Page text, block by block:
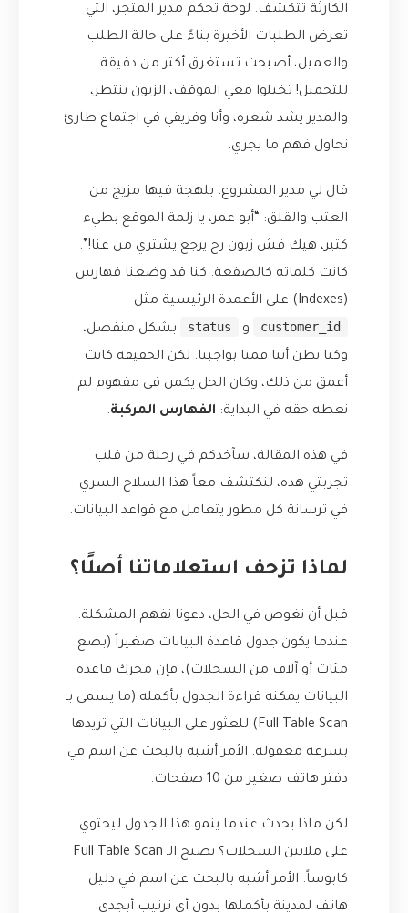
الكارثة تتكشف. لوحة تحكم مدير المتجر، التي
تعرض الطلبات الأخيرة بناءً على حالة الطلب
والعميل، أصبحت تستغرق أكثر من دقيقة
للتحميل! تخيلوا معي الموقف، الزبون ينتظر،
والمدير يشد شعره، وأنا وفريقي في اجتماع طارئ
نحاول فهم ما يجري.
قال لي مدير المشروع، بلهجة فيها مزيج من
العتب والقلق: “أبو عمر، يا زلمة الموقع بطيء
كثير، هيك فش زبون رح يرجع يشتري من عنا!”.
كانت كلماته كالصفعة. كنا قد وضعنا فهارس
(Indexes) على الأعمدة الرئيسية مثل
customer_id
و status
بشكل منفصل،
وكنا نظن أننا قمنا بواجبنا. لكن الحقيقة كانت
أعمق من ذلك، وكان الحل يكمن في مفهوم لم
نعطه حقه في البداية: الفهارس المركبة.
في هذه المقالة، سآخذكم في رحلة من قلب
تجربتي هذه، لنكتشف معاً هذا السلاح السري
في ترسانة كل مطور يتعامل مع قواعد البيانات.
لماذا تزحف استعلاماتنا أصلًا؟
قبل أن نغوص في الحل، دعونا نفهم المشكلة.
عندما يكون جدول قاعدة البيانات صغيراً (بضع
مئات أو آلاف من السجلات)، فإن محرك قاعدة
البيانات يمكنه قراءة الجدول بأكمله (ما يسمى بـ
Full Table Scan) للعثور على البيانات التي تريدها
بسرعة معقولة. الأمر أشبه بالبحث عن اسم في
دفتر هاتف صغير من 10 صفحات.
لكن ماذا يحدث عندما ينمو هذا الجدول ليحتوي
على ملايين السجلات؟ يصبح الـ Full Table Scan
كابوساً. الأمر أشبه بالبحث عن اسم في دليل
هاتف لمدينة بأكملها بدون أي ترتيب أبجدي.